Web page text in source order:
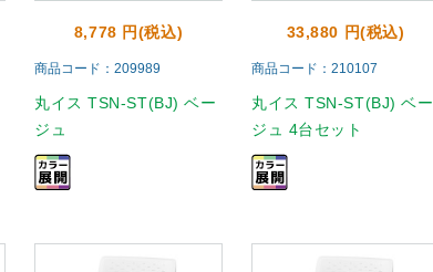
8,778 円(税込)
商品コード：209989
丸イス TSN-ST(BJ) ベー
ジュ
33,880 円(税込)
商品コード：210107
丸イス TSN-ST(BJ) ベー
ジュ 4台セット